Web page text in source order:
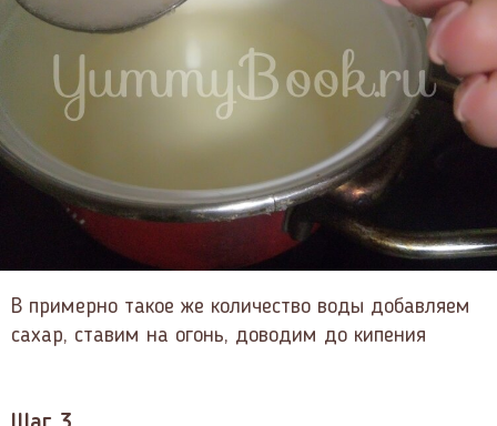
В примерно такое же количество воды добавляем
сахар, ставим на огонь, доводим до кипения